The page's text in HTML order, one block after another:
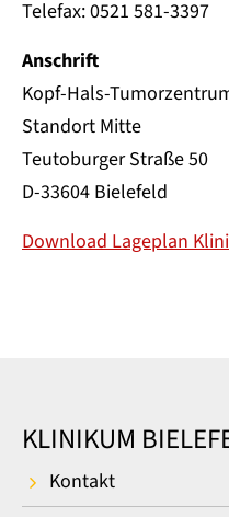
Telefax: 0521 581-3397
Anschrift
Kopf-Hals-
Standort Mitte
Teutoburger Straße 50
D-33604 Bielefeld
Download Lageplan
KLINIKUM
Kontakt